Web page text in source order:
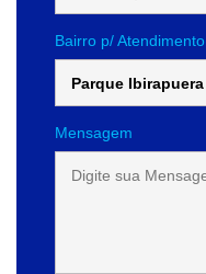
Bairro p/ Atendimento
Mensagem